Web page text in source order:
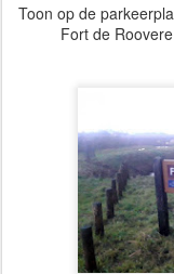
Toon op de
Fort de Roovere